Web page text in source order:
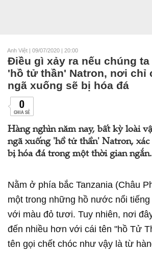
Anh Việt | 09/07/2020 | 20:00
Điều gì xảy ra nếu chúng
'hồ tử thần' Natron, nơi chỉ
ngã xuống sẽ bị hóa đá
0
CHIA SẺ
Hàng nghìn năm nay, bất kỳ loài
ngã xuống 'hồ tử thần' Natron, xác
bị hóa đá trong một thời gian ngắn.
Nằm ở phía bắc Tanzania (Châu
một trong những hồ nước nổi
với màu đỏ tươi. Tuy nhiên, nơi
đến nhiều hơn với cái tên "hồ Tử
tên gọi chết chóc như vậy là từ